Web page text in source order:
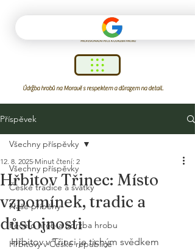
Údržba hrobů na Moravě s respektem a důrazem na detail.
Příspěvek
Všechny příspěvky
České tradice a svátky
Naše příběhy
Péče o hrob a údržba hrobu
Hřbitovy v České republice
Všechny příspěvky
Hřbitov Třinec: Místo
vzpomínek, tradic a
důstojnosti
12. 8. 2025 Minut čtení: 2
Hřbitov v Třinci je tichým svědkem